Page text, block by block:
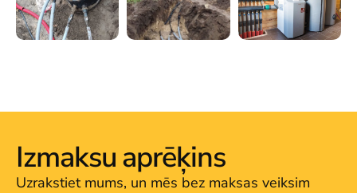
Izmaksu aprēķins
Uzrakstiet mums, un mēs bez maksas veiksim